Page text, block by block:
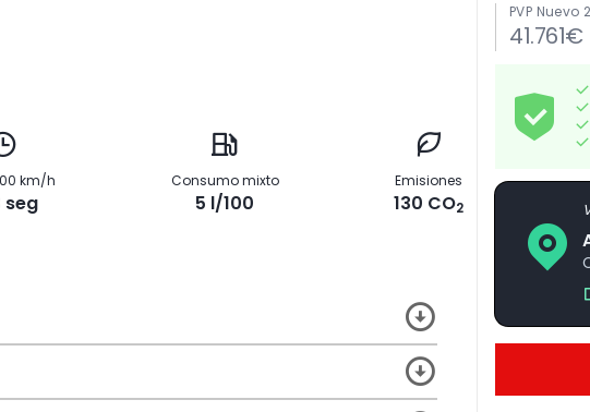
km/h
seg
Consumo mixto
5 l/100
Emisiones
130 CO2
PVP Nuevo
41.761€